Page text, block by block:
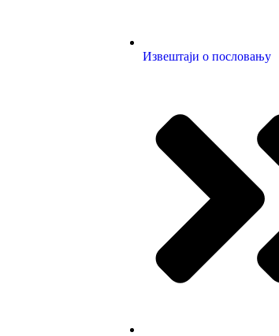
Извештаји о пословању